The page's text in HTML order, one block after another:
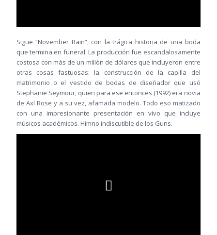
Sigue “November Rain”, con la trágica historia de una boda
que termina en funeral. La producción fue escandalosamente
costosa con más de un millón de dólares que incluyeron entre
otras cosas fastuosas: la construcción de la capilla del
matrimonio o el vestido de bodas de diseñador que usó
Stephanie Seymour, quien para ese entonces (1992) era novia
de Axl Rose y a su vez, afamada modelo. Todo eso matizado
con una impresionante presentación en vivo que incluye
músicos académicos. Himno indiscutible de los Guns.